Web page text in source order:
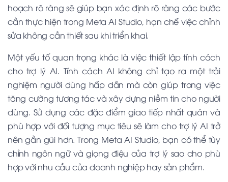
hoạch rõ ràng sẽ giúp bạn xác định rõ ràng các bước
cần thực hiện trong Meta AI Studio, hạn chế việc chỉnh
sửa không cần thiết sau khi triển khai.
Một yếu tố quan trọng khác là việc thiết lập tính cách
cho trợ lý AI. Tính cách AI không chỉ tạo ra một trải
nghiệm người dùng hấp dẫn mà còn giúp trong việc
tăng cường tương tác và xây dựng niềm tin cho người
dùng. Sử dụng các đặc điểm giao tiếp nhất quán và
phù hợp với đối tượng mục tiêu sẽ làm cho trợ lý AI trở
nên gần gũi hơn. Trong Meta AI Studio, bạn có thể tùy
chỉnh ngôn ngữ và giọng điệu của trợ lý sao cho phù
hợp với nhu cầu của doanh nghiệp hay sản phẩm.